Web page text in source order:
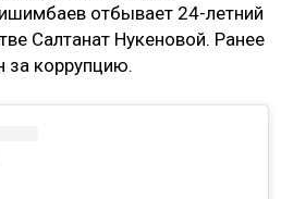
отбывает 24-летний
Салтанат Нукеновой. Ранее
за коррупцию.